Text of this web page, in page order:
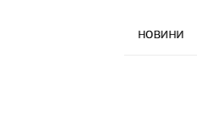
НОВИНИ